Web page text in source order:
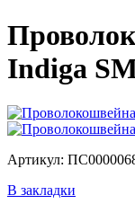
Indiga
Артикул:
В закладки